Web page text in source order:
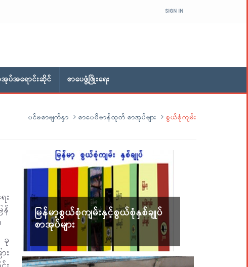
SIGN IN
အုပ်အရောင်းဆိုင် စာပေဖွံ့ဖြိုးရေး
ပင်မစာမျက်နှာ စာပေဗိမာန်ထုတ် စာအုပ်များ စွယ်စုံကျမ်း
း
န်
ခု
း
မြန်မာ့စွယ်စုံကျမ်းနှင့်စွယ်စုံနှစ်ချုပ်
စာအုပ်များ